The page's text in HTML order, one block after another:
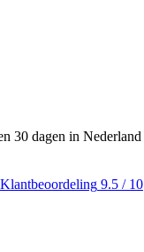
30 dagen in Nederland
Klantbeoordeling 9.5 / 10